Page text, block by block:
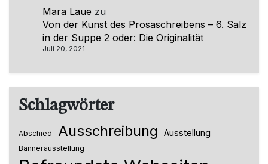
Mara Laue zu
Von der Kunst des Prosaschreibens – 6. Salz
in der Suppe 2 oder: Die Originalität
Juli 20, 2021
Schlagwörter
Abschied Ausschreibung Ausstellung
Bannerausstellung